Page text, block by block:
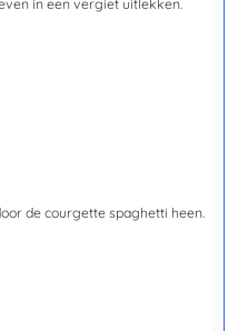
in een vergiet uitlekken.
de courgette spaghetti heen.